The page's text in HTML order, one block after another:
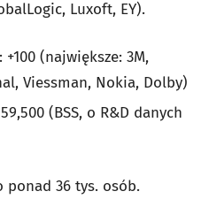
Luxoft, EY).
(największe: 3M,
Viessman, Nokia, Dolby)
(BSS, o R&D danych
ponad 36 tys. osób.